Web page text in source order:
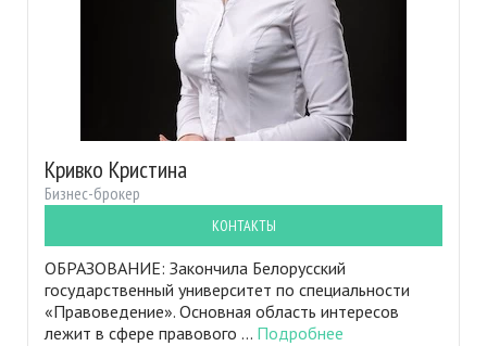
Кривко Кристина
Бизнес-брокер
КОНТАКТЫ
ОБРАЗОВАНИЕ: Закончила Белорусский
государственный университет по специальности
«Правоведение». Основная область интересов
лежит в сфере правового ... Подробнее